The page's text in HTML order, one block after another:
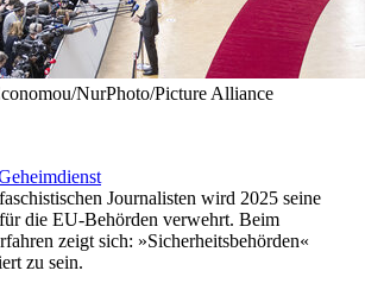
NurPhoto/Picture Alliance
Journalisten wird 2025 seine
die EU-Behörden verwehrt. Beim
zeigt sich: »Sicherheitsbehörden«
zu sein.